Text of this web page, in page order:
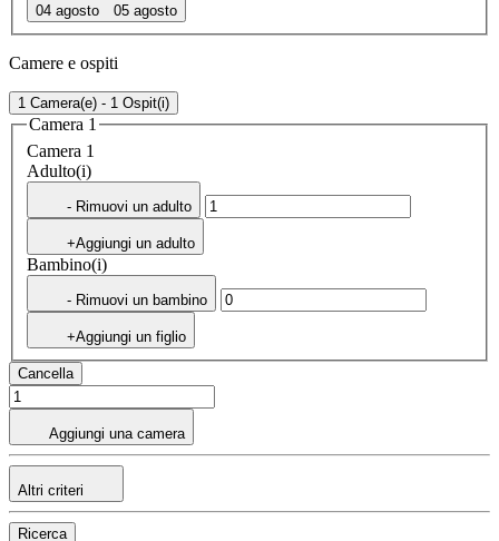
04 agosto 05 agosto
Camere e ospiti
1 Camera(e) - 1 Ospit(i)
Camera 1
Camera 1
Adulto(i)
- Rimuovi un adulto
+Aggiungi un adulto
Bambino(i)
- Rimuovi un bambino
+Aggiungi un figlio
Cancella
Aggiungi una camera
Altri criteri
Ricerca